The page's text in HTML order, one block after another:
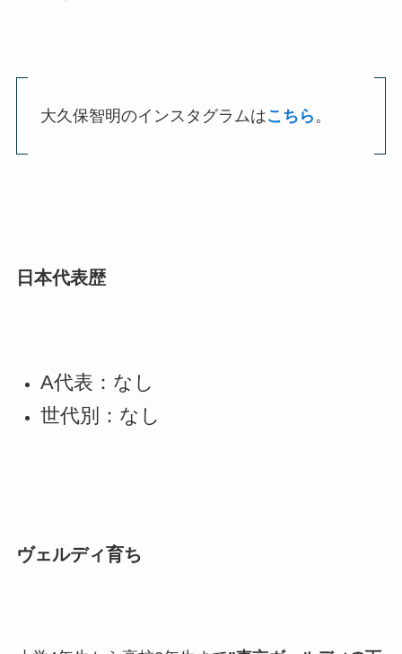
大久保智明のインスタグラムはこちら 。
日本代表歴
A代表：なし
世代別：なし
ヴェルディ育ち